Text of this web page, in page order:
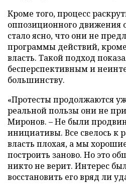
Кроме того, процесс
оппозиционного движения
стало ясно, что они не
программы действий,
власть. Такой подход
бесперспективным и
большинству.
«Протесты продолжаются
реальной пользы они не
Миронов. – Не были
инициативы. Все свелось к
власть плохая, а мы
построить заново. Но это
никто не верит. Интерес
восстановить его вряд ли